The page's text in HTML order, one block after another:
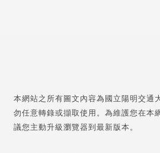
本網站之所有圖文內容為國立陽明交通
勿任意轉錄或擷取使用。為維護您在本
議您主動升級瀏覽器到最新版本。